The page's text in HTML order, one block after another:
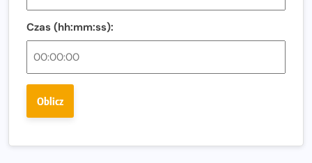
Złota Seria 42 rośnie. Coraz więcej maratończyków
wybiera wyzwanie trzech największych maratonów w
Polsce
Ponad 12 tysięcy uczestników pobiegło dla Bohaterów!
Czas (hh:mm:ss):
Oblicz